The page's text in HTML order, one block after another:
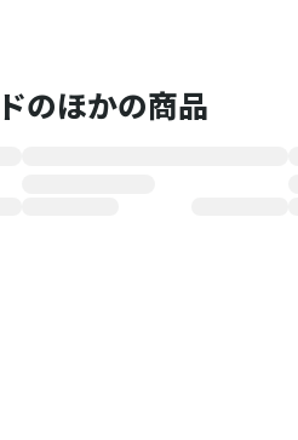
のほかの商品